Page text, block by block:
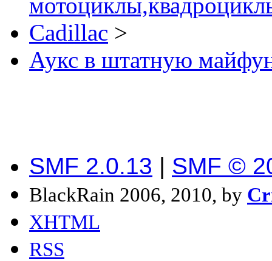
Cadillac >
Аукс в штатную
SMF 2.0.13 | SMF ©
BlackRain 2006, 2010, by
XHTML
RSS